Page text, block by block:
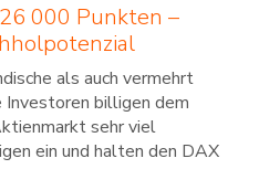
000 Punkten –
als auch vermehrt
Investoren billigen dem
sehr viel
ein und halten den DAX